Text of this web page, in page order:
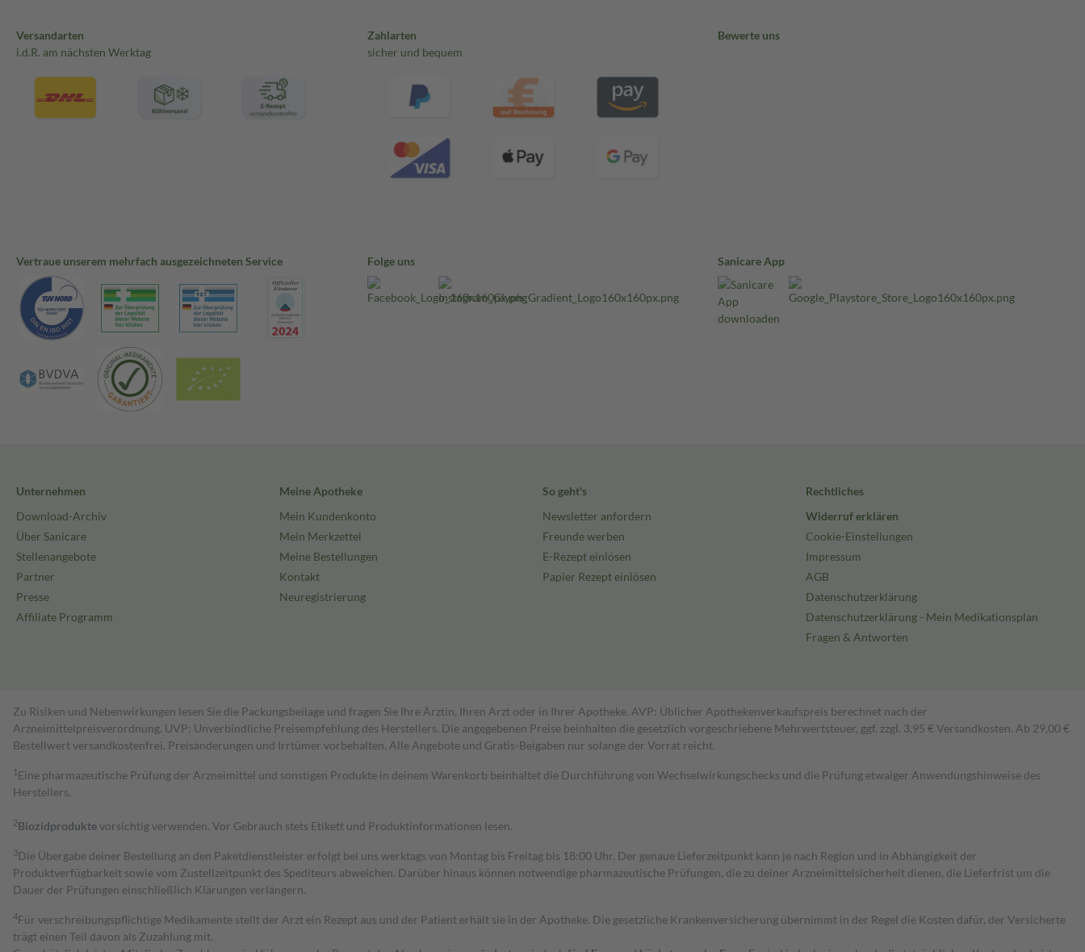
Versandarten
i.d.R. am nächsten Werktag
Zahlarten
sicher und bequem
Bewerte uns
Vertraue unserem mehrfach ausgezeichneten Service Folge uns Sanicare App
Unternehmen
Download-Archiv
Über Sanicare
Stellenangebote
Partner
Presse
Affiliate Programm
Meine Apotheke
Mein Kundenkonto
Mein Merkzettel
Meine Bestellungen
Kontakt
Neuregistrierung
So geht's
Newsletter anfordern
Freunde werben
E-Rezept einlösen
Papier Rezept einlösen
Rechtliches
Widerruf erklären
Cookie-Einstellungen
Impressum
AGB
Datenschutzerklärung
Datenschutzerklärung - Mein Medikationsplan
Fragen & Antworten
Zu Risiken und Nebenwirkungen lesen Sie die Packungsbeilage und fragen Sie Ihre Ärztin, Ihren Arzt oder in Ihrer Apotheke. AVP: Üblicher Apothekenverkaufspreis berechnet nach der
Arzneimittelpreisverordnung. UVP: Unverbindliche Preisempfehlung des Herstellers. Die angegebenen Preise beinhalten die gesetzlich vorgeschriebene Mehrwertsteuer, ggf. zzgl. 3,95 € Versandkosten. Ab 29,00 €
Bestell­wert versand­kosten­frei. Preisänderungen und Irrtümer vorbehalten. Alle Angebote und Gratis-Beigaben nur solange der Vorrat reicht.
1 Eine pharmazeutische Prüfung der Arzneimittel und sonstigen Produkte in deinem Warenkorb beinhaltet die Durchführung von Wechselwirkungschecks und die Prüfung etwaiger Anwendungshinweise des
Herstellers.
2Biozidproduktevorsichtig verwenden. Vor Gebrauch stets Etikett und Produktinformationen lesen.
3Die Übergabe deiner Bestellung an den Paketdienstleister erfolgt bei uns werktags von Montag bis Freitag bis 18:00 Uhr. Der genaue Lieferzeitpunkt kann je nach Region und in Abhängigkeit der
Produktverfügbarkeit sowie vom Zustellzeitpunkt des Spediteurs abweichen. Darüber hinaus können notwendige pharmazeutische Prüfungen, die zu deiner Arzneimittelsicherheit dienen, die Lieferfrist um die
Dauer der Prüfungen einschließlich Klärungen verlängern.
4Für verschreibungspflichtige Medikamente stellt der Arzt ein Rezept aus und der Patient erhält sie in der Apotheke. Die gesetzliche Krankenversicherung übernimmt in der Regel die Kosten dafür, der Versicherte
trägt einen Teil davon als Zuzahlung mit.